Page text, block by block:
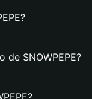
de SNOWPEPE?